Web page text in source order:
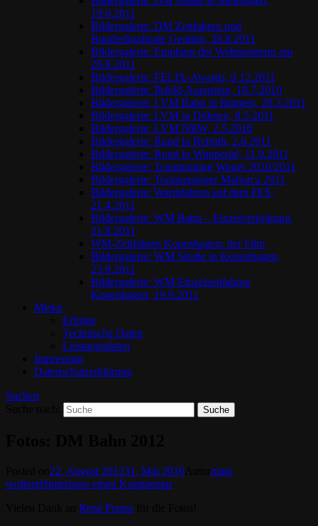
19.6.2011
Bildergalerie: DM Zeitfahren und
Bundesligafinale Genthin, 28.8.2011
Bildergalerie: Empfang der Weltmeisterin am
26.8.2011
Bildergalerie: FELIX-Awards, 9.12.2011
Bildergalerie: Ilsfeld-Auenstein, 18.7.2010
Bildergalerie: LVM Bahn in Büttgen, 26.3.2011
Bildergalerie: LVM in Dülmen, 8.5.2011
Bildergalerie: LVM NRW, 2.5.2010
Bildergalerie: Rund in Refrath, 2.6.2011
Bildergalerie: Rund in Wuppertal, 11.9.2011
Bildergalerie: Teamtraining Winter 2010/2011
Bildergalerie: Trainingslager Mallorca 2011
Bildergalerie: Warmfahren auf dem FES,
21.4.2011
Bildergalerie: WM Bahn – Einzelverfolgung,
21.8.2011
WM-Zeitfahren Kopenhagen: der Film
Bildergalerie: WM Straße in Kopenhagen,
23.9.2011
Bildergalerie: WM-Einzelzeitfahren
Kopenhagen, 19.9.2011
Mieke
Erfolge
Technische Daten
Leistungsdaten
Impressum
Datenschutzerklärung
Suchen
22. August 201231. Mai 2016
mani
wollnerHinterlasse einen Kommentar
René Penno